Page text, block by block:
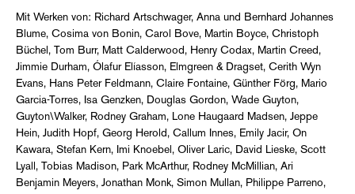
Mit Werken von: Richard Artschwager, Anna und Bernhard Johannes
Blume, Cosima von Bonin, Carol Bove, Martin Boyce, Christoph
Büchel, Tom Burr, Matt Calderwood, Henry Codax, Martin Creed,
Jimmie Durham, Ólafur Elíasson, Elmgreen & Dragset, Cerith Wyn
Evans, Hans Peter Feldmann, Claire Fontaine, Günther Förg, Mario
Garcia-Torres, Isa Genzken, Douglas Gordon, Wade Guyton,
Guyton\Walker, Rodney Graham, Lone Haugaard Madsen, Jeppe
Hein, Judith Hopf, Georg Herold, Callum Innes, Emily Jacir, On
Kawara, Stefan Kern, Imi Knoebel, Oliver Laric, David Lieske, Scott
Lyall, Tobias Madison, Park McArthur, Rodney McMillian, Ari
Benjamin Meyers, Jonathan Monk, Simon Mullan, Philippe Parreno,